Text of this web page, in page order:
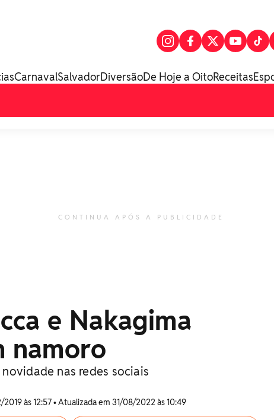
CarnavalSalvadorDiversãoDe Hoje a OitoReceitas
CONTINUA APÓS A PUBLICIDADE
e Nakagima
namoro
nas redes sociais
2019 às 12:57 • Atualizada em 31/08/2022 às 10:49